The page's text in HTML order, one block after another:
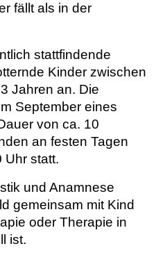
fällt als in der
stattfindende
Kinder zwischen
Jahren an. Die
September eines
von ca. 10
an festen Tagen
Uhr statt.
und Anamnese
gemeinsam mit Kind
oder Therapie in
ist.